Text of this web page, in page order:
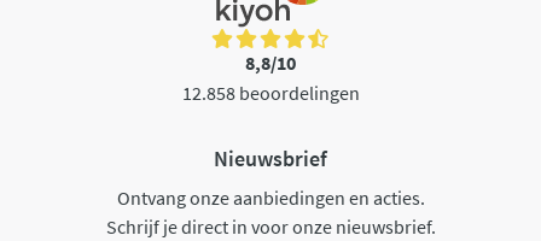
8,8/10
12.858 beoordelingen
Nieuwsbrief
Ontvang onze aanbiedingen en acties.
Schrijf je direct in voor onze nieuwsbrief.